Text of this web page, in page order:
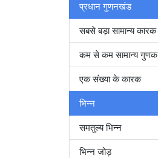
प्रधान गुणनखंड
सबसे बड़ा सामान्य कारक
कम से कम सामान्य गुणक
एक संख्या के कारक
भिन्न
समतुल्य भिन्न
भिन्न जोड़